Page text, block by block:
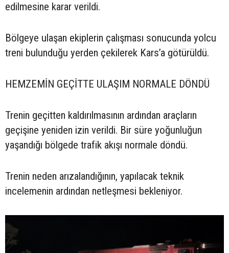
edilmesine karar verildi.
Bölgeye ulaşan ekiplerin çalışması sonucunda yolcu
treni bulunduğu yerden çekilerek Kars’a götürüldü.
HEMZEMİN GEÇİTTE ULAŞIM NORMALE DÖNDÜ
Trenin geçitten kaldırılmasının ardından araçların
geçişine yeniden izin verildi. Bir süre yoğunluğun
yaşandığı bölgede trafik akışı normale döndü.
Trenin neden arızalandığının, yapılacak teknik
incelemenin ardından netleşmesi bekleniyor.